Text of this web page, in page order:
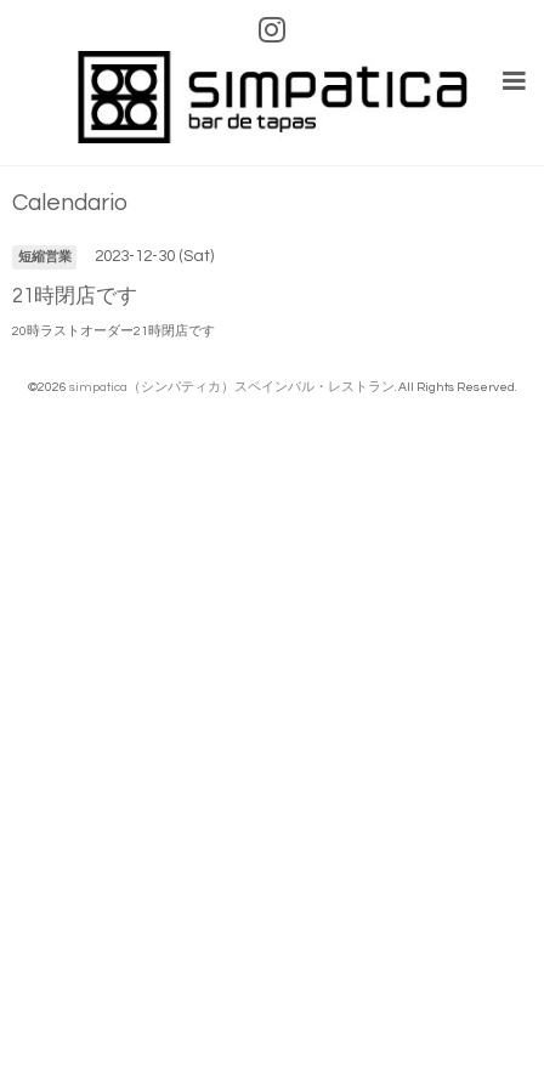
Calendario
短縮営業 2023-12-30 (Sat)
21時閉店です
20時ラストオーダー21時閉店です
©2026 simpatica（シンパティカ）スペインバル・レストラン . All Rights Reserved.